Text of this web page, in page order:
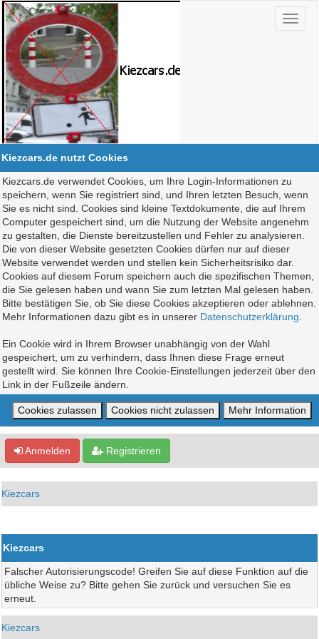
Kiezcars.de nutzt Cookies
Kiezcars.de verwendet Cookies, um Ihre Login-Informationen zu
speichern, wenn Sie registriert sind, und Ihren letzten Besuch, wenn
Sie es nicht sind. Cookies sind kleine Textdokumente, die auf Ihrem
Computer gespeichert sind, um die Nutzung der Website angenehm
zu gestalten, die Dienste bereitzustellen und Fehler zu analysieren.
Die von dieser Website gesetzten Cookies dürfen nur auf dieser
Website verwendet werden und stellen kein Sicherheitsrisiko dar.
Cookies auf diesem Forum speichern auch die spezifischen Themen,
die Sie gelesen haben und wann Sie zum letzten Mal gelesen haben.
Bitte bestätigen Sie, ob Sie diese Cookies akzeptieren oder ablehnen.
Mehr Informationen dazu gibt es in unserer Datenschutzerklärung
Ein Cookie wird in Ihrem Browser unabhängig von der Wahl
gespeichert, um zu verhindern, dass Ihnen diese Frage erneut
gestellt wird. Sie können Ihre Cookie-Einstellungen jederzeit über den
Link in der Fußzeile ändern.
Anmelden Registrieren
Kiezcars
Kiezcars
Falscher Autorisierungscode! Greifen Sie auf diese Funktion auf die
übliche Weise zu? Bitte gehen Sie zurück und versuchen Sie es
erneut.
Kiezcars